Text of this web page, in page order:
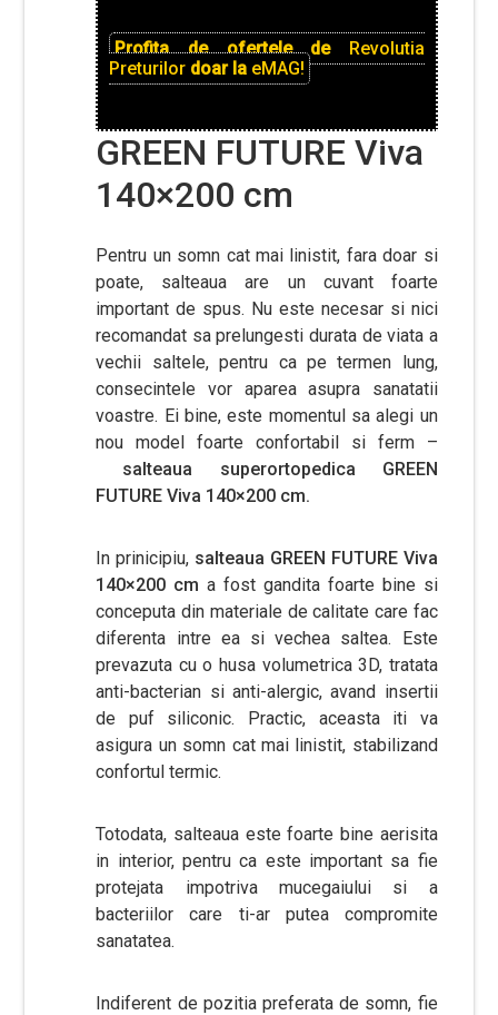
Profita de ofertele de Revolutia
Preturilor doar la eMAG!
GREEN FUTURE Viva
140×200 cm
Pentru un somn cat mai linistit, fara doar si
poate, salteaua are un cuvant foarte
important de spus. Nu este necesar si nici
recomandat sa prelungesti durata de viata a
vechii saltele, pentru ca pe termen lung,
consecintele vor aparea asupra sanatatii
voastre. Ei bine, este momentul sa alegi un
nou model foarte confortabil si ferm –
salteaua superortopedica GREEN
FUTURE Viva 140×200 cm.
In prinicipiu, salteaua GREEN FUTURE Viva
140×200 cma fost gandita foarte bine si
conceputa din materiale de calitate care fac
diferenta intre ea si vechea saltea. Este
prevazuta cu o husa volumetrica 3D, tratata
anti-bacterian si anti-alergic, avand insertii
de puf siliconic. Practic, aceasta iti va
asigura un somn cat mai linistit, stabilizand
confortul termic.
Totodata, salteaua este foarte bine aerisita
in interior, pentru ca este important sa fie
protejata impotriva mucegaiului si a
bacteriilor care ti-ar putea compromite
sanatatea.
Indiferent de pozitia preferata de somn, fie